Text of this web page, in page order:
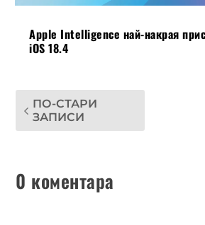
Apple Intelligence най-накрая
iOS 18.4
ПО-СТАРИ
ЗАПИСИ
0 коментара